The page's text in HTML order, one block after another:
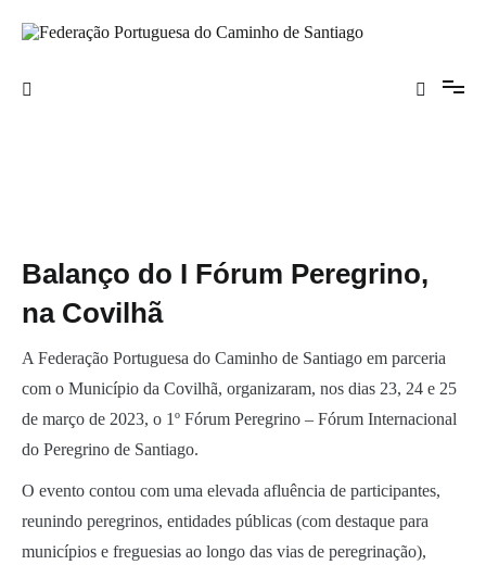
para
Santiago
Balanço do I Fórum Peregrino,
na Covilhã
A Federação Portuguesa do Caminho de Santiago em parceria
com o Município da Covilhã, organizaram, nos dias 23, 24 e 25
de março de 2023, o 1º Fórum Peregrino – Fórum Internacional
do Peregrino de Santiago.
O evento contou com uma elevada afluência de participantes,
reunindo peregrinos, entidades públicas (com destaque para
municípios e freguesias ao longo das vias de peregrinação),